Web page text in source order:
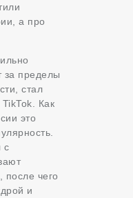
а про
за пределы
стал
Как
это
с
после чего
и